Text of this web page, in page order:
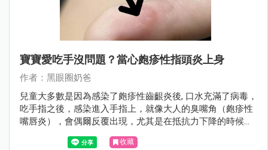
寶寶愛吃手沒問題？當心皰疹性指頭炎上身
作者：黑眼圈奶爸
兒童大多數是因為感染了皰疹性齒齦炎後, 口水充滿了病毒，
吃手指之後，感染進入手指上，就像大人的臭嘴角（皰疹性
嘴唇炎），會偶爾反覆出現，尤其是在抵抗力下降的時候，
收藏